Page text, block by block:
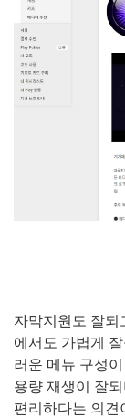
자막지원도 잘되
에서도 가볍게
러운 메뉴 구성
용량 재생이 잘
편리하다는 의견